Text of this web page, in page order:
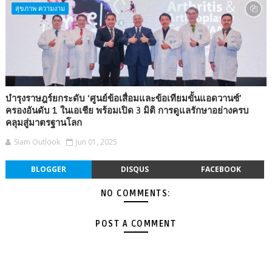
สุขภาพ ความงาม
บำรุงราษฎร์ยกระดับ ‘ศูนย์ข้อเสื่อมและข้อเทียมขั้นแอดวานซ์’
ครองอันดับ 1 ในเอเชีย พร้อมเปิด 3 มิติ การดูแลรักษาอย่างครบ
คลุมสู่มาตรฐานโลก
Siam Outlook Jun 01, 2025
BLOGGER DISQUS FACEBOOK
NO COMMENTS:
POST A COMMENT